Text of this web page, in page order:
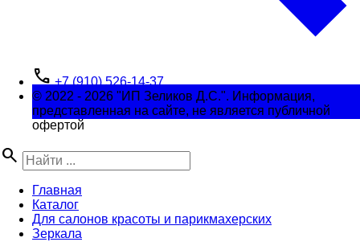
phone +7 (910) 526-14-37
© 2022 - 2026 "ИП Зеликов Д.С.". Информация,
представленная на сайте, не является публичной
офертой
search
Главная
Каталог
Для салонов красоты и парикмахерских
Зеркала